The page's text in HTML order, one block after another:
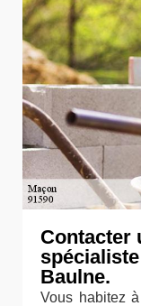
Contacter
Baulne.
Vous habitez